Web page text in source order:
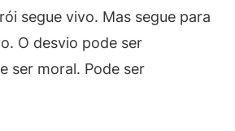
segue vivo. Mas segue para
O desvio pode ser
ser moral. Pode ser